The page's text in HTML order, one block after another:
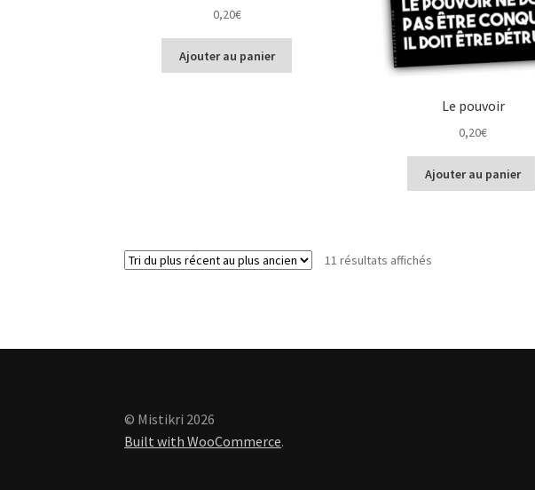
0,20€
Ajouter au panier
Le pouvoir
0,20€
Ajouter au panier
11 résultats affichés
© Mistikri 2026
Built with WooCommerce.